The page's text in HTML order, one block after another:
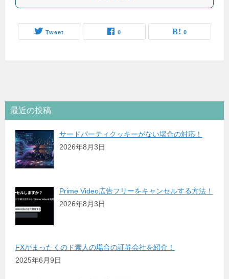
Tweet 0 0
最近の投稿
サードパーティクッキーがない場合の対応！
2026年8月3日
Prime Video広告フリーをキャンセルする方法！
2026年8月3日
FXがまったくのド素人の場合の証券会社を紹介！
2025年6月9日